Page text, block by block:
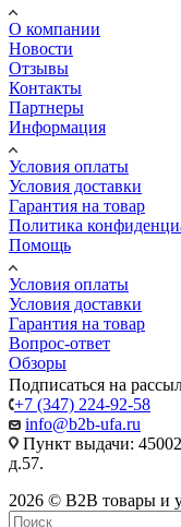
О компании
Новости
Отзывы
Контакты
Партнеры
Информация
Условия оплаты
Условия доставки
Гарантия на товар
Политика
Помощь
Условия оплаты
Условия доставки
Гарантия на товар
Вопрос-ответ
Обзоры
Подписаться на
+7 (347) 224-92-58
info@b2b-ufa.ru
Пункт выдачи:
д.57.
2026 © B2B товары и